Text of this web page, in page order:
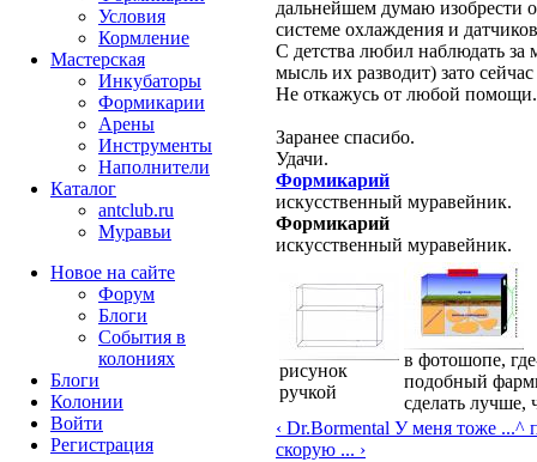
дальнейшем думаю изобрести
системе охлаждения и
С детства любил наблюдать за
мысль их разводит) зато
Не откажусь от любой
Заранее спасибо.
Удачи.
Формикарий
искусственный муравейник.
Формикарий
искусственный муравейник.
рисунок
ручкой
в фотошопе,
подобный
сделать лучше,
‹ Dr.Bormental У меня тоже ...^
скорую ... ›
Условия
Кормление
Мастерская
Инкубаторы
Формикарии
Арены
Инструменты
Наполнители
Каталог
antclub.ru
Муравьи
Новое на сайте
Форум
Блоги
События в
колониях
Блоги
Колонии
Войти
Peгиcтpaция